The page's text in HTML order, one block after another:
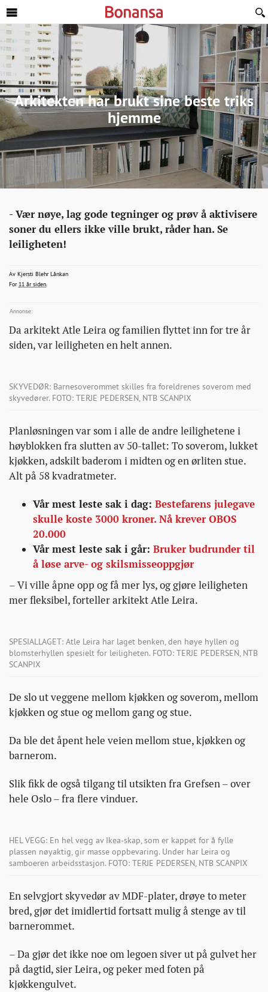
Arkitekten har brukt sine beste triks
hjemme
Interiør
http://bonansa.no/artikkel/arkitekten-
har-
brukt-
beste-
triks-
- Vær nøye, lag gode tegninger og prøv å aktivisere
soner du ellers ikke ville brukt, råder han. Se
leiligheten!
Av Kjersti Blehr LånkanKjerstiBlehrLankan@bonansa.no
2015-05-14T19:43:59+00:00
2015-05-14T19:43:59+00:00
2015-05-14T21:59:37+00:00
For 11 år siden
Da arkitekt Atle Leira og familien flyttet inn for tre år
siden, var leiligheten en helt annen.
SKYVEDØR: Barnesoverommet skilles fra foreldrenes soverom med
skyvedører. FOTO: TERJE PEDERSEN, NTB SCANPIX
Planløsningen var som i alle de andre leilighetene i
høyblokken fra slutten av 50-tallet: To soverom, lukket
kjøkken, adskilt baderom i midten og en ørliten stue.
Alt på 58 kvadratmeter.
Vår mest leste sak i dag: Bestefarens julegave
skulle koste 3000 kroner. Nå krever OBOS
20.000
Vår mest leste sak i går: Bruker budrunder til
å løse arve- og skilsmisseoppgjør
– Vi ville åpne opp og få mer lys, og gjøre leiligheten
mer fleksibel, forteller arkitekt Atle Leira.
SPESIALLAGET: Atle Leira har laget benken, den høye hyllen og
blomsterhyllen spesielt for leiligheten. FOTO: TERJE PEDERSEN, NTB
SCANPIX
De slo ut veggene mellom kjøkken og soverom, mellom
kjøkken og stue og mellom gang og stue.
Da ble det åpent hele veien mellom stue, kjøkken og
barnerom.
Slik fikk de også tilgang til utsikten fra Grefsen – over
hele Oslo – fra flere vinduer.
HEL VEGG: En hel vegg av Ikea-skap, som er kappet for å fylle
plassen nøyaktig, gir masse oppbevaring. Under har Leira og
samboeren arbeidsstasjon. FOTO: TERJE PEDERSEN, NTB SCANPIX
En selvgjort skyvedør av MDF-plater, drøye to meter
bred, gjør det imidlertid fortsatt mulig å stenge av til
barnerommet.
– Da gjør det ikke noe om legoen siver ut på gulvet her
på dagtid, sier Leira, og peker med foten på
kjøkkengulvet.